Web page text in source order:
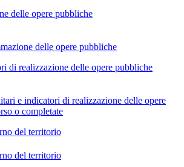
delle opere pubbliche
delle opere pubbliche
di realizzazione delle opere pubbliche
e indicatori di realizzazione delle opere
o completate
del territorio
del territorio